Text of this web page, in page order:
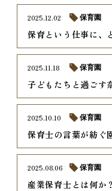
保育という仕事に、
2025.12.02 保育園
子どもたちと過ごす
2025.11.18 保育園
保育士の言葉が紡ぐ
2025.10.10 保育園
産業保育士とは何か
2025.08.06 保育園